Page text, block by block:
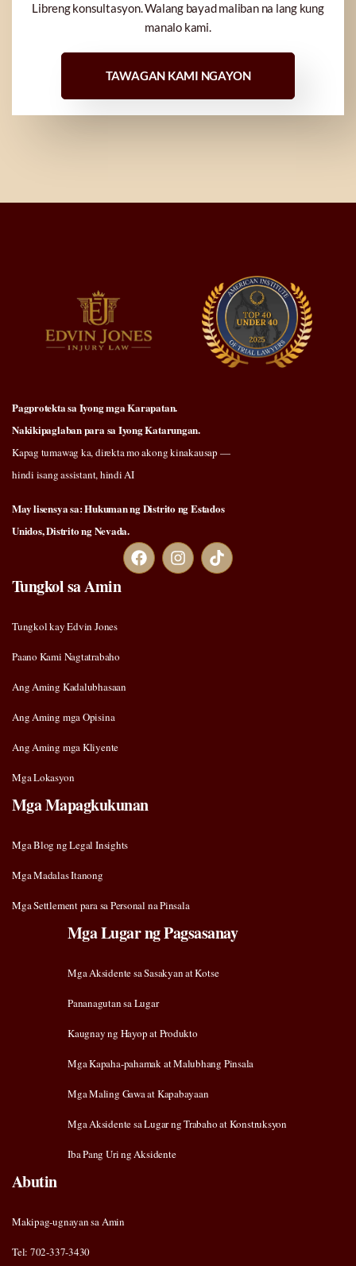
Libreng konsultasyon. Walang bayad maliban na lang kung
manalo kami.
TAWAGAN KAMI NGAYON
Pagprotekta sa Iyong mga Karapatan.
Nakikipaglaban para sa Iyong Katarungan.
Kapag tumawag ka, direkta mo akong kinakausap —
hindi isang assistant, hindi AI
May lisensya sa: Hukuman ng Distrito ng Estados
Unidos, Distrito ng Nevada.
Tungkol sa Amin
Tungkol kay Edvin Jones
Paano Kami Nagtatrabaho
Ang Aming Kadalubhasaan
Ang Aming mga Opisina
Ang Aming mga Kliyente
Mga Lokasyon
Mga Mapagkukunan
Mga Blog ng Legal Insights
Mga Madalas Itanong
Mga Settlement para sa Personal na Pinsala
Mga Lugar ng Pagsasanay
Mga Aksidente sa Sasakyan at Kotse
Pananagutan sa Lugar
Kaugnay ng Hayop at Produkto
Mga Kapaha-pahamak at Malubhang Pinsala
Mga Maling Gawa at Kapabayaan
Mga Aksidente sa Lugar ng Trabaho at Konstruksyon
Iba Pang Uri ng Aksidente
Abutin
Makipag-ugnayan sa Amin
Tel: 702-337-3430